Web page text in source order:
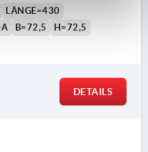
LÄNGE=430
B=72,5 H=72,5
DETAILS